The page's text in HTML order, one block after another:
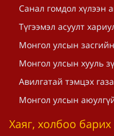
Санал гомдол хүлээн
Түгээмэл асуулт
Монгол улсын
Монгол улсын хууль
Авилгатай тэмцэх
Монгол улсын
Хаяг, холбоо барих